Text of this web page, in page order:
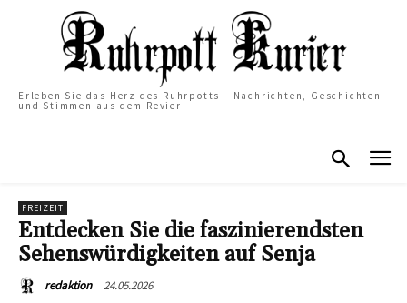
Erleben Sie das Herz des Ruhrpotts – Nachrichten, Geschichten
und Stimmen aus dem Revier
FREIZEIT
Entdecken Sie die faszinierendsten
Sehenswürdigkeiten auf Senja
redaktion 24.05.2026